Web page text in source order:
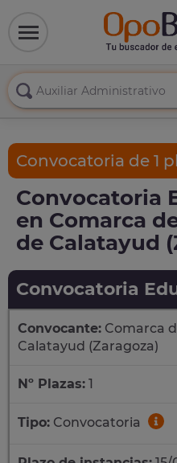
Convocatoria de 1
Convocatoria
en Comarca
de Calatayud
Convocatoria
Convocante: Comarca
Calatayud (Zaragoza)
Nº Plazas: 1
Tipo: Convocatoria